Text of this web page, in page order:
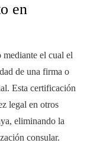
en
el cual el
de una firma o
Esta certificación
legal en otros
eliminando la
consular.